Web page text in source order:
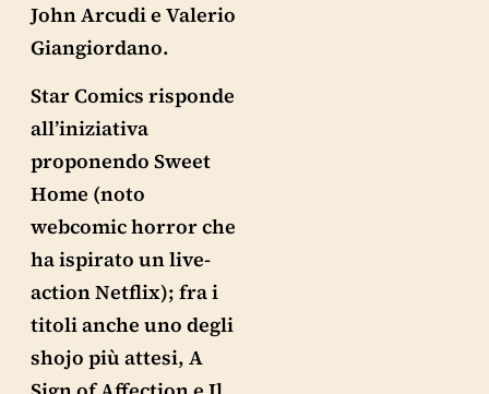
John Arcudi e Valerio
Giangiordano.
Star Comics risponde
all’iniziativa
proponendo Sweet
Home (noto
webcomic horror che
ha ispirato un live-
action Netflix); fra i
titoli anche uno degli
shojo più attesi, A